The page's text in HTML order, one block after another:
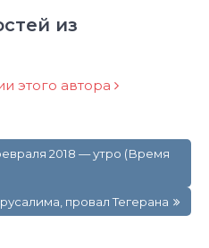
из
этого автора
2018 — утро (Время
провал Тегерана